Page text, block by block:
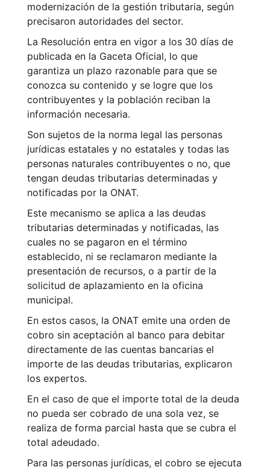
modernización de la gestión tributaria, según
precisaron autoridades del sector.
La Resolución entra en vigor a los 30 días de
publicada en la Gaceta Oficial, lo que
garantiza un plazo razonable para que se
conozca su contenido y se logre que los
contribuyentes y la población reciban la
información necesaria.
Son sujetos de la norma legal las personas
jurídicas estatales y no estatales y todas las
personas naturales contribuyentes o no, que
tengan deudas tributarias determinadas y
notificadas por la ONAT.
Este mecanismo se aplica a las deudas
tributarias determinadas y notificadas, las
cuales no se pagaron en el término
establecido, ni se reclamaron mediante la
presentación de recursos, o a partir de la
solicitud de aplazamiento en la oficina
municipal.
En estos casos, la ONAT emite una orden de
cobro sin aceptación al banco para debitar
directamente de las cuentas bancarias el
importe de las deudas tributarias, explicaron
los expertos.
En el caso de que el importe total de la deuda
no pueda ser cobrado de una sola vez, se
realiza de forma parcial hasta que se cubra el
total adeudado.
Para las personas jurídicas, el cobro se ejecuta